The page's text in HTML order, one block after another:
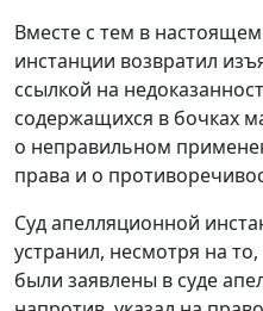
Вместе с тем в
инстанции возвратил
ссылкой на
содержащихся в бочках
о неправильном
права и о
Суд апелляционной
устранил, несмотря на
были заявлены в суде